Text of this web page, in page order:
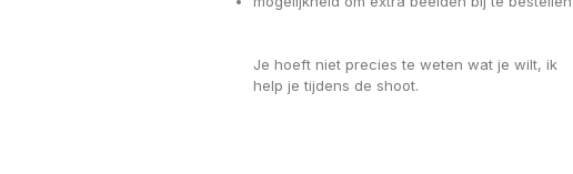
Je hoeft niet precies te weten wat je wilt, ik
help je tijdens de shoot.